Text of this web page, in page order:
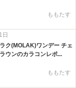
ももたす
日
ラク(MOLAK)ワンデー チェ
ウンのカラコンレポ...
ももたす